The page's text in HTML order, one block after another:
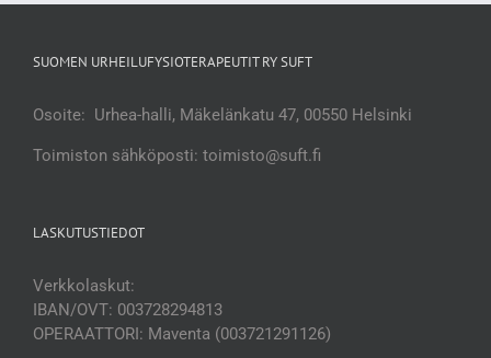
SUOMEN URHEILUFYSIOTERAPEUTIT RY SUFT
Osoite: Urhea-halli, Mäkelänkatu 47, 00550 Helsinki
Toimiston sähköposti: toimisto@suft.fi
LASKUTUSTIEDOT
Verkkolaskut:
IBAN/OVT: 003728294813
OPERAATTORI: Maventa (003721291126)